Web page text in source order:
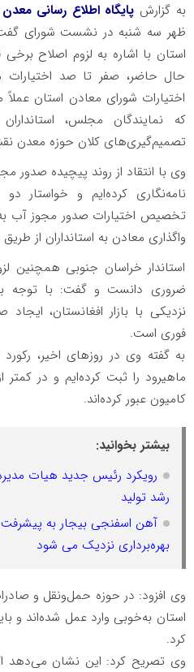
به گزارش پایگاه اطلاع رسانی
ظهر سه شنبه در نشست شورای
استان با اشاره به لزوم اصلاح
حال حاضر، صفر تا صد اختیارات
اختیارات شورای معادن استان
که نمایندگان مجلس،
تصمیم‌گیری‌های کلان حوزه معدن
وی با انتقاد از روند پیچیده صدور
نامه‌نگاری کرده‌ایم و خواستار
تخصیص اختیارات صدور مجوز آب
واگذاری معادن به استانداران از
استاندار خراسان جنوبی همچنین
ضروری دانست و گفت: با توجه
نزدیکی با بازار افغانستان،
فوری است.
به گفته وی در روزهای اخیر،
کامیون عبور کرده‌اند.
بیشتر بخوانید:
رویکرد رئیس جدید هیات
رشد تولید
بهره‌برداری نزدیک می شود
وی افزود: در حوزه حمل‌ونقل و
استان به‌خوبی وارد عمل شده‌اند و
کرد.
وی تصریح کرد: این نشان می‌دهد